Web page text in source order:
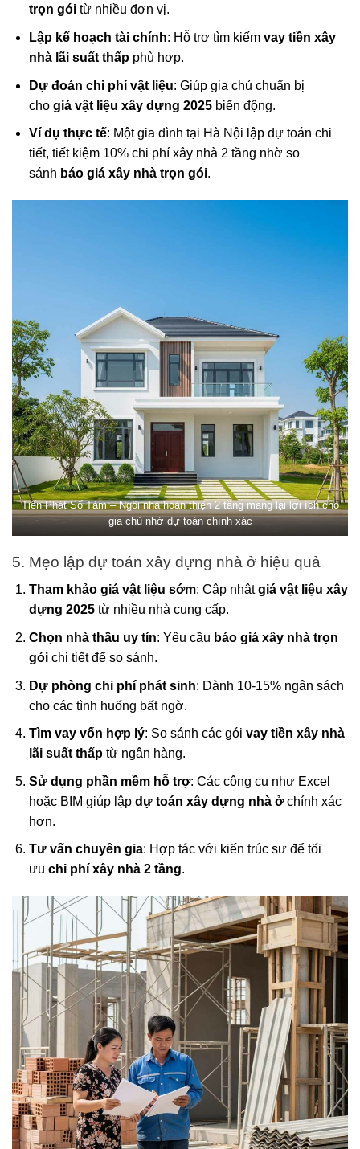
trọn góitừ nhiều đơn vị.
Lập kế hoạch tài chính: Hỗ trợ tìm kiếm vay tiền xây
nhà lãi suất thấpphù hợp.
Dự đoán chi phí vật liệu: Giúp gia chủ chuẩn bị
cho giá vật liệu xây dựng 2025biến động.
Ví dụ thực tế: Một gia đình tại Hà Nội lập dự toán chi
tiết, tiết kiệm 10% chi phí xây nhà 2 tầng nhờ so
sánh báo giá xây nhà trọn gói.
Tiến Phát Số Tám – Ngôi nhà hoàn thiện 2 tầng mang lại lợi ích cho
gia chủ nhờ dự toán chính xác
5. Mẹo lập dự toán xây dựng nhà ở hiệu quả
Tham khảo giá vật liệu sớm: Cập nhậtgiá vật liệu xây
dựng 2025từ nhiều nhà cung cấp.
Chọn nhà thầu uy tín: Yêu cầu báo giá xây nhà trọn
góichi tiết để so sánh.
Dự phòng chi phí phát sinh: Dành 10-15% ngân sách
cho các tình huống bất ngờ.
Tìm vay vốn hợp lý: So sánh các gói vay tiền xây nhà
lãi suất thấptừ ngân hàng.
Sử dụng phần mềm hỗ trợ: Các công cụ như Excel
hoặc BIM giúp lập dự toán xây dựng nhà ởchính xác
hơn.
Tư vấn chuyên gia: Hợp tác với kiến trúc sư để tối
ưu chi phí xây nhà 2 tầng.